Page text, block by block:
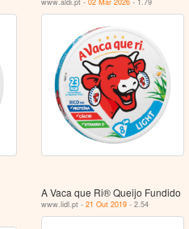
A Vaca que Ri® Queijo Fundido
www.lidl.pt - 21 Out 2019- 2.54